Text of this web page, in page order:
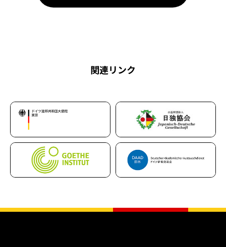
関連リンク